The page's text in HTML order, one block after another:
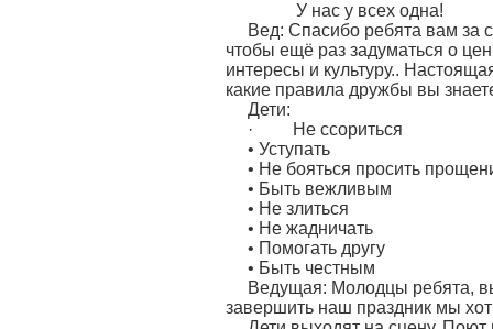
У нас у всех одна!
Вед: Спасибо ребята вам за
чтобы ещё раз задуматься о
интересы и культуру..
какие правила дружбы вы
Дети:
· Не ссориться
• Уступать
• Не бояться просить
• Быть вежливым
• Не злиться
• Не жадничать
• Помогать другу
• Быть честным
Ведущая: Молодцы ребята,
завершить наш праздник мы